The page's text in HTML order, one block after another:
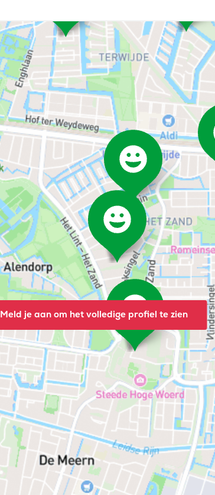
Meld je aan om het volledige profiel te zien